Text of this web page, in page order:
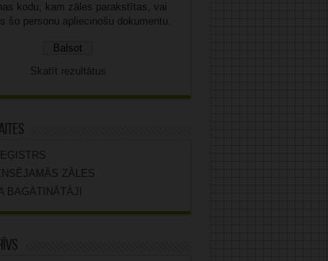
kodu, kam zāles parakstītas, vai
šo personu apliecinošu dokumentu.
Skatīt rezultātus
ZĀLES
BAGĀTINĀTĀJI